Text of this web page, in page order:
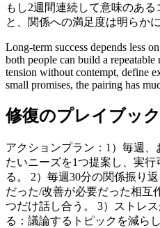
もし2週間連続して意味のあ
と、関係への満足度は明らか
Long-term success depends less
both people can build a
tension without contempt, define
small promises, the pairing has
修復のプレイブック
アクションプラン：1）毎週
たいニーズを1つ提案し、実
る。 2）毎週30分の関係振り
だった/改善が必要だった相互
つだけ話し合う。 3）ストレ
る：議論するトピックを減ら